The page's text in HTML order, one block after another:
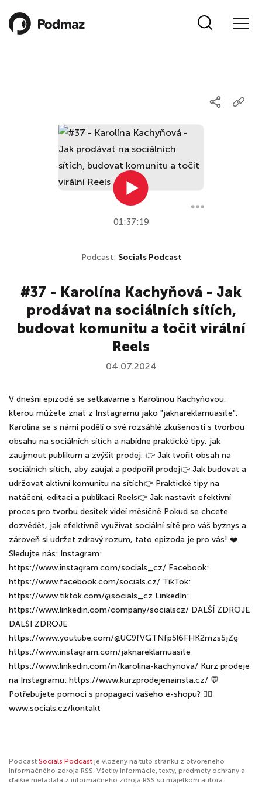
01:37:19
Podcast: Socials Podcast
#37 - Karolína Kachyňová - Jak
prodávat na sociálních sítích,
budovat komunitu a točit virální
Reels
04.07.2024
V dnešní epizodě se setkáváme s Karolínou Kachyňovou,
kterou můžete znát z Instagramu jako "jaknareklamuasite".
Karolína se s námi podělí o své rozsáhlé zkušenosti s tvorbou
obsahu na sociálních sítích a nabídne praktické tipy, jak
zaujmout publikum a zvýšit prodej. 👉 Jak tvořit obsah na
sociálních sítích, aby zaujal a podpořil prodej👉 Jak budovat a
udržovat aktivní komunitu na sítích👉 Praktické tipy na
natáčení, editaci a publikaci Reels👉 Jak nastavit efektivní
proces pro tvorbu desítek videí měsíčně Pokud se chcete
dozvědět, jak efektivně využívat sociální sítě pro váš byznys a
zároveň si udržet zdravý rozum, tato epizoda je pro vás! ❤️
Sledujte nás: Instagram:
⁠⁠⁠⁠⁠⁠⁠⁠https://www.instagram.com/socials_cz/⁠⁠⁠⁠⁠⁠⁠⁠⁠⁠⁠⁠ Facebook:
⁠⁠⁠⁠⁠⁠⁠⁠⁠⁠⁠⁠https://www.facebook.com/socials.cz/⁠⁠⁠⁠⁠⁠⁠⁠⁠⁠⁠⁠ TikTok:
⁠⁠⁠⁠⁠⁠⁠⁠⁠⁠⁠⁠https://www.tiktok.com/@socials_cz ⁠⁠⁠⁠⁠⁠⁠⁠⁠⁠⁠⁠LinkedIn:
⁠⁠⁠⁠⁠⁠⁠⁠⁠⁠⁠⁠https://www.linkedin.com/company/socialscz/⁠⁠⁠⁠⁠⁠⁠⁠⁠⁠⁠⁠ DALŠÍ ZDROJE
DALŠÍ ZDROJE
https://www.youtube.com/@UC9fVGTNfp5l6FHK2mzs5jZg
https://www.instagram.com/jaknareklamuasite
https://www.linkedin.com/in/karolina-kachynova/ Kurz prodeje
na Instagramu: https://www.kurzprodejenainsta.cz/ 💬
Potřebujete pomoci s propagací vašeho e-shopu? 👉🏼
⁠⁠⁠⁠⁠⁠⁠⁠⁠⁠www.socials.cz/kontakt⁠⁠⁠⁠⁠⁠⁠⁠⁠
Podcast Socials Podcast je vložený na túto stránku z otvoreného
informačného zdroja RSS. Všetky informácie, texty, predmety ochrany a
ďalšie metadáta z informačného zdroja RSS sú majetkom autora